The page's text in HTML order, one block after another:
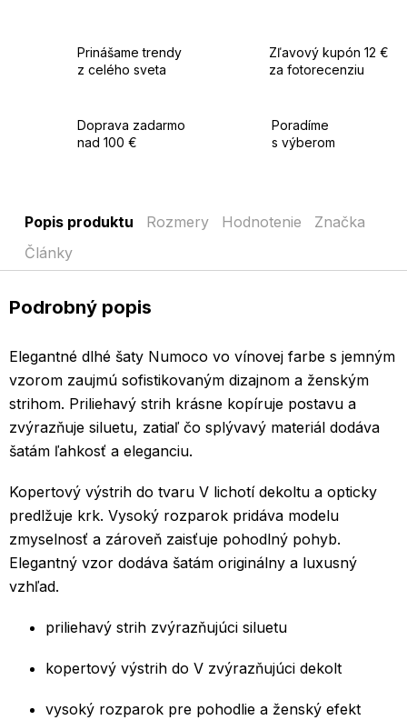
Ideálna na plesy, svadby, večierky a ďalšie spoločenské
udalosti, kde chcete pôsobiť elegantne a štýlovo.
Prinášame trendy
z celého sveta
Zľavový kupón 12 €
za fotorecenziu
Doprava zadarmo
nad 100 €
Poradíme
s výberom
Popis produktu Rozmery Hodnotenie
Značka
Články
Podrobný popis
Elegantné dlhé šaty Numoco vo vínovej farbe s jemným
vzorom zaujmú sofistikovaným dizajnom a ženským
strihom. Priliehavý strih krásne kopíruje postavu a
zvýrazňuje siluetu, zatiaľ čo splývavý materiál dodáva
šatám ľahkosť a eleganciu.
Kopertový výstrih do tvaru V lichotí dekoltu a opticky
predlžuje krk. Vysoký rozparok pridáva modelu
zmyselnosť a zároveň zaisťuje pohodlný pohyb.
Elegantný vzor dodáva šatám originálny a luxusný
vzhľad.
priliehavý strih zvýrazňujúci siluetu
kopertový výstrih do V zvýrazňujúci dekolt
vysoký rozparok pre pohodlie a ženský efekt